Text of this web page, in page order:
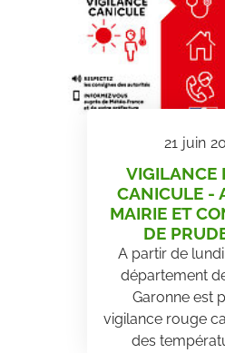
21 juin
VIGILANCE
CANICULE -
MAIRIE ET
DE
A partir de
département
Garonne est
vigilance rouge
des